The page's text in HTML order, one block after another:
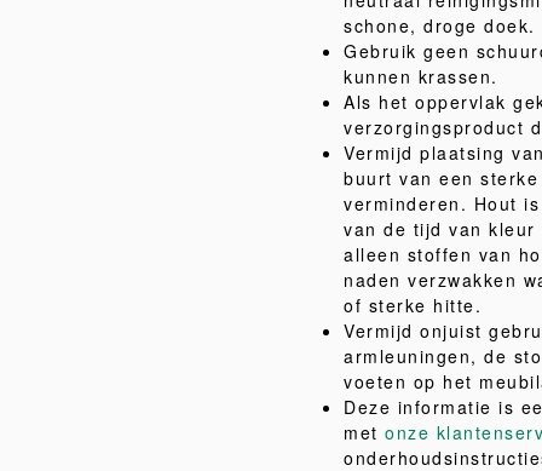
schone, droge doek.
Gebruik geen
kunnen krassen.
Als het oppervlak
verzorgingsproduct
Vermijd plaatsing
buurt van een
verminderen. Hout
van de tijd van kleur
alleen stoffen van
naden verzwakken
of sterke hitte.
Vermijd onjuist
armleuningen, de
voeten op het
Deze informatie is
met onze